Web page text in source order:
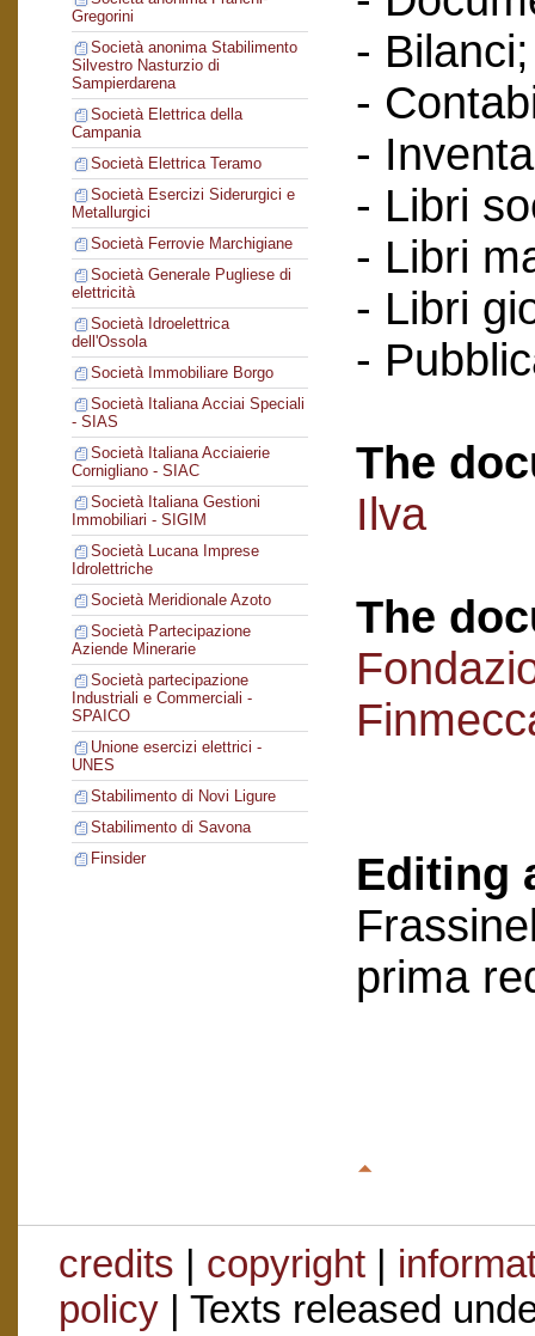
Gregorini
Società anonima Stabilimento
Silvestro Nasturzio di
Sampierdarena
Società Elettrica della
Campania
Società Elettrica Teramo
Società Esercizi Siderurgici e
Metallurgici
Società Ferrovie Marchigiane
Società Generale Pugliese di
elettricità
Società Idroelettrica
dell'Ossola
Società Immobiliare Borgo
Società Italiana Acciai Speciali
- SIAS
Società Italiana Acciaierie
Cornigliano - SIAC
Società Italiana Gestioni
Immobiliari - SIGIM
Società Lucana Imprese
Idrolettriche
Società Meridionale Azoto
Società Partecipazione
Aziende Minerarie
Società partecipazione
Industriali e Commerciali -
SPAICO
Unione esercizi elettrici -
UNES
Stabilimento di Novi Ligure
Stabilimento di Savona
Finsider
- Bilanci;
-
-
- Libri
- Libri
- Libri
-
The
Ilva
The
Editing
prima
credits | copyright|
policy| Texts released